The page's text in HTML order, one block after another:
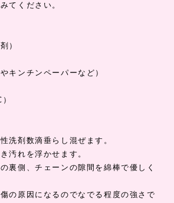
てください。
）
キンチンペーパーなど）
35℃）
洗剤数滴垂らし混ぜます。
汚れを浮かせます。
裏側、チェーンの隙間を綿棒で優しく
の原因になるのでなでる程度の強さで